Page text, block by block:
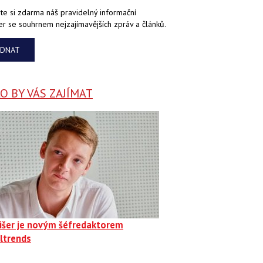
si zdarma náš pravidelný informační
se souhrnem nejzajímavějších zpráv a článků.
BY VÁS ZAJÍMAT
je novým šéfredaktorem